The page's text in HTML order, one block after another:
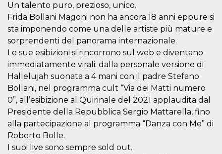
Un talento puro, prezioso, unico.
Frida Bollani Magoni non ha ancora 18 anni eppure si
sta imponendo come una delle artiste più mature e
sorprendenti del panorama internazionale.
Le sue esibizioni si rincorrono sul web e diventano
immediatamente virali: dalla personale versione di
Hallelujah suonata a 4 mani con il padre Stefano
Bollani, nel programma cult “Via dei Matti numero
0”, all’esibizione al Quirinale del 2021 applaudita dal
Presidente della Repubblica Sergio Mattarella, fino
alla partecipazione al programma “Danza con Me” di
Roberto Bolle.
I suoi live sono sempre sold out.
based on
the visitor's
IP address. It
is essential
for
website's
security
features and
in providing
against
malicious
visitors.
wordpress_test_cookie
Inc.
Session
Used on
sites built